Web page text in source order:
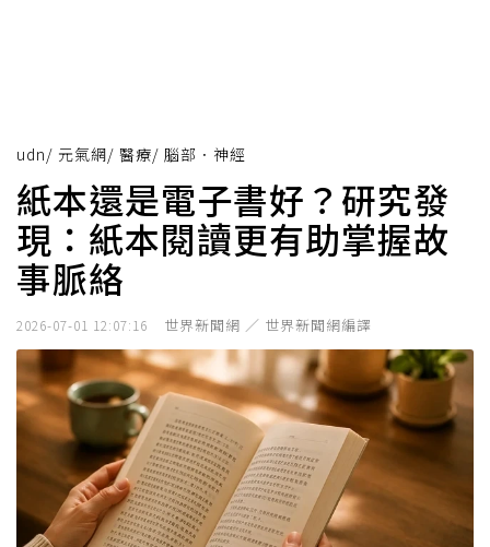
udn/ 元氣網/ 醫療/ 腦部．神經
紙本還是電子書好？研究發
現：紙本閱讀更有助掌握故
事脈絡
2026-07-01 12:07:16 世界新聞網 ／ 世界新聞網編譯